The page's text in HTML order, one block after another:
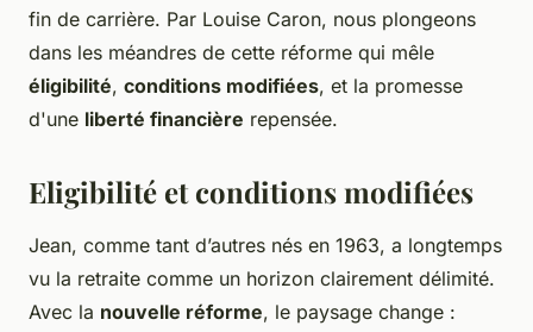
fin de carrière. Par Louise Caron, nous plongeons
dans les méandres de cette réforme qui mêle
éligibilité, conditions modifiées, et la promesse
d'une liberté financière repensée.
Eligibilité et conditions modifiées
Jean, comme tant d’autres nés en 1963, a longtemps
vu la retraite comme un horizon clairement délimité.
Avec la nouvelle réforme, le paysage change :